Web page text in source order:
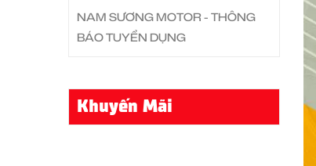
NAM SƯƠNG MOTOR - THÔNG
BÁO TUYỂN DỤNG
Khuyến Mãi